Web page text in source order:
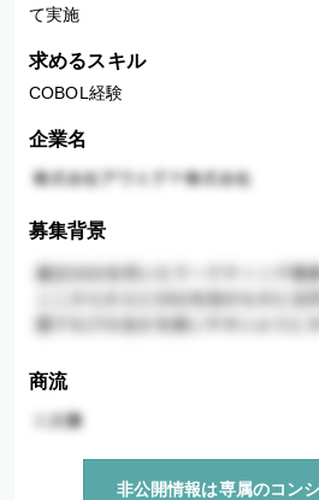
て実施
求めるスキル
COBOL経験
企業名
募集背景
商流
非公開情報は専属のコン